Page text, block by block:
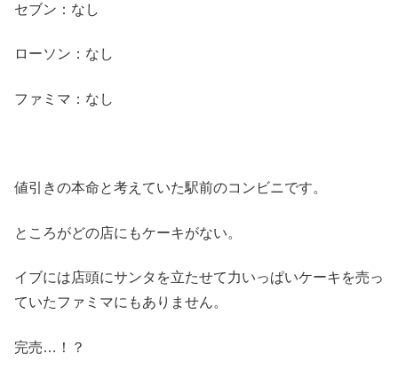
セブン：なし
ローソン：なし
ファミマ：なし
値引きの本命と考えていた駅前のコンビニです。
ところがどの店にもケーキがない。
イブには店頭にサンタを立たせて力いっぱいケーキを売っ
ていたファミマにもありません。
完売…！？